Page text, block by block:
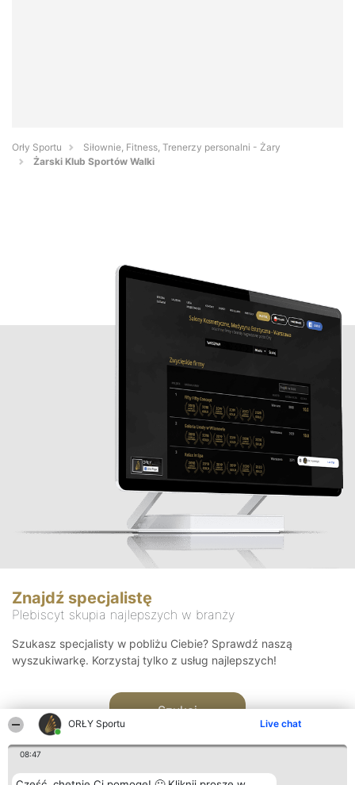
ORŁY Sportu Live chat
08:47
Orły Sportu
Siłownie, Fitness, Trenerzy personalni - Żary
Żarski Klub Sportów Walki
Znajdź specjalistę
Plebiscyt skupia najlepszych w branży
Szukasz specjalisty w pobliżu Ciebie? Sprawdź naszą
wyszukiwarkę. Korzystaj tylko z usług najlepszych!
Szukaj